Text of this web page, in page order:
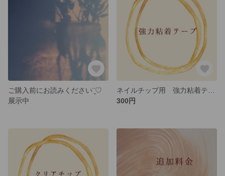
ご購入前にお読みください¨̮♡︎
展示中
300円